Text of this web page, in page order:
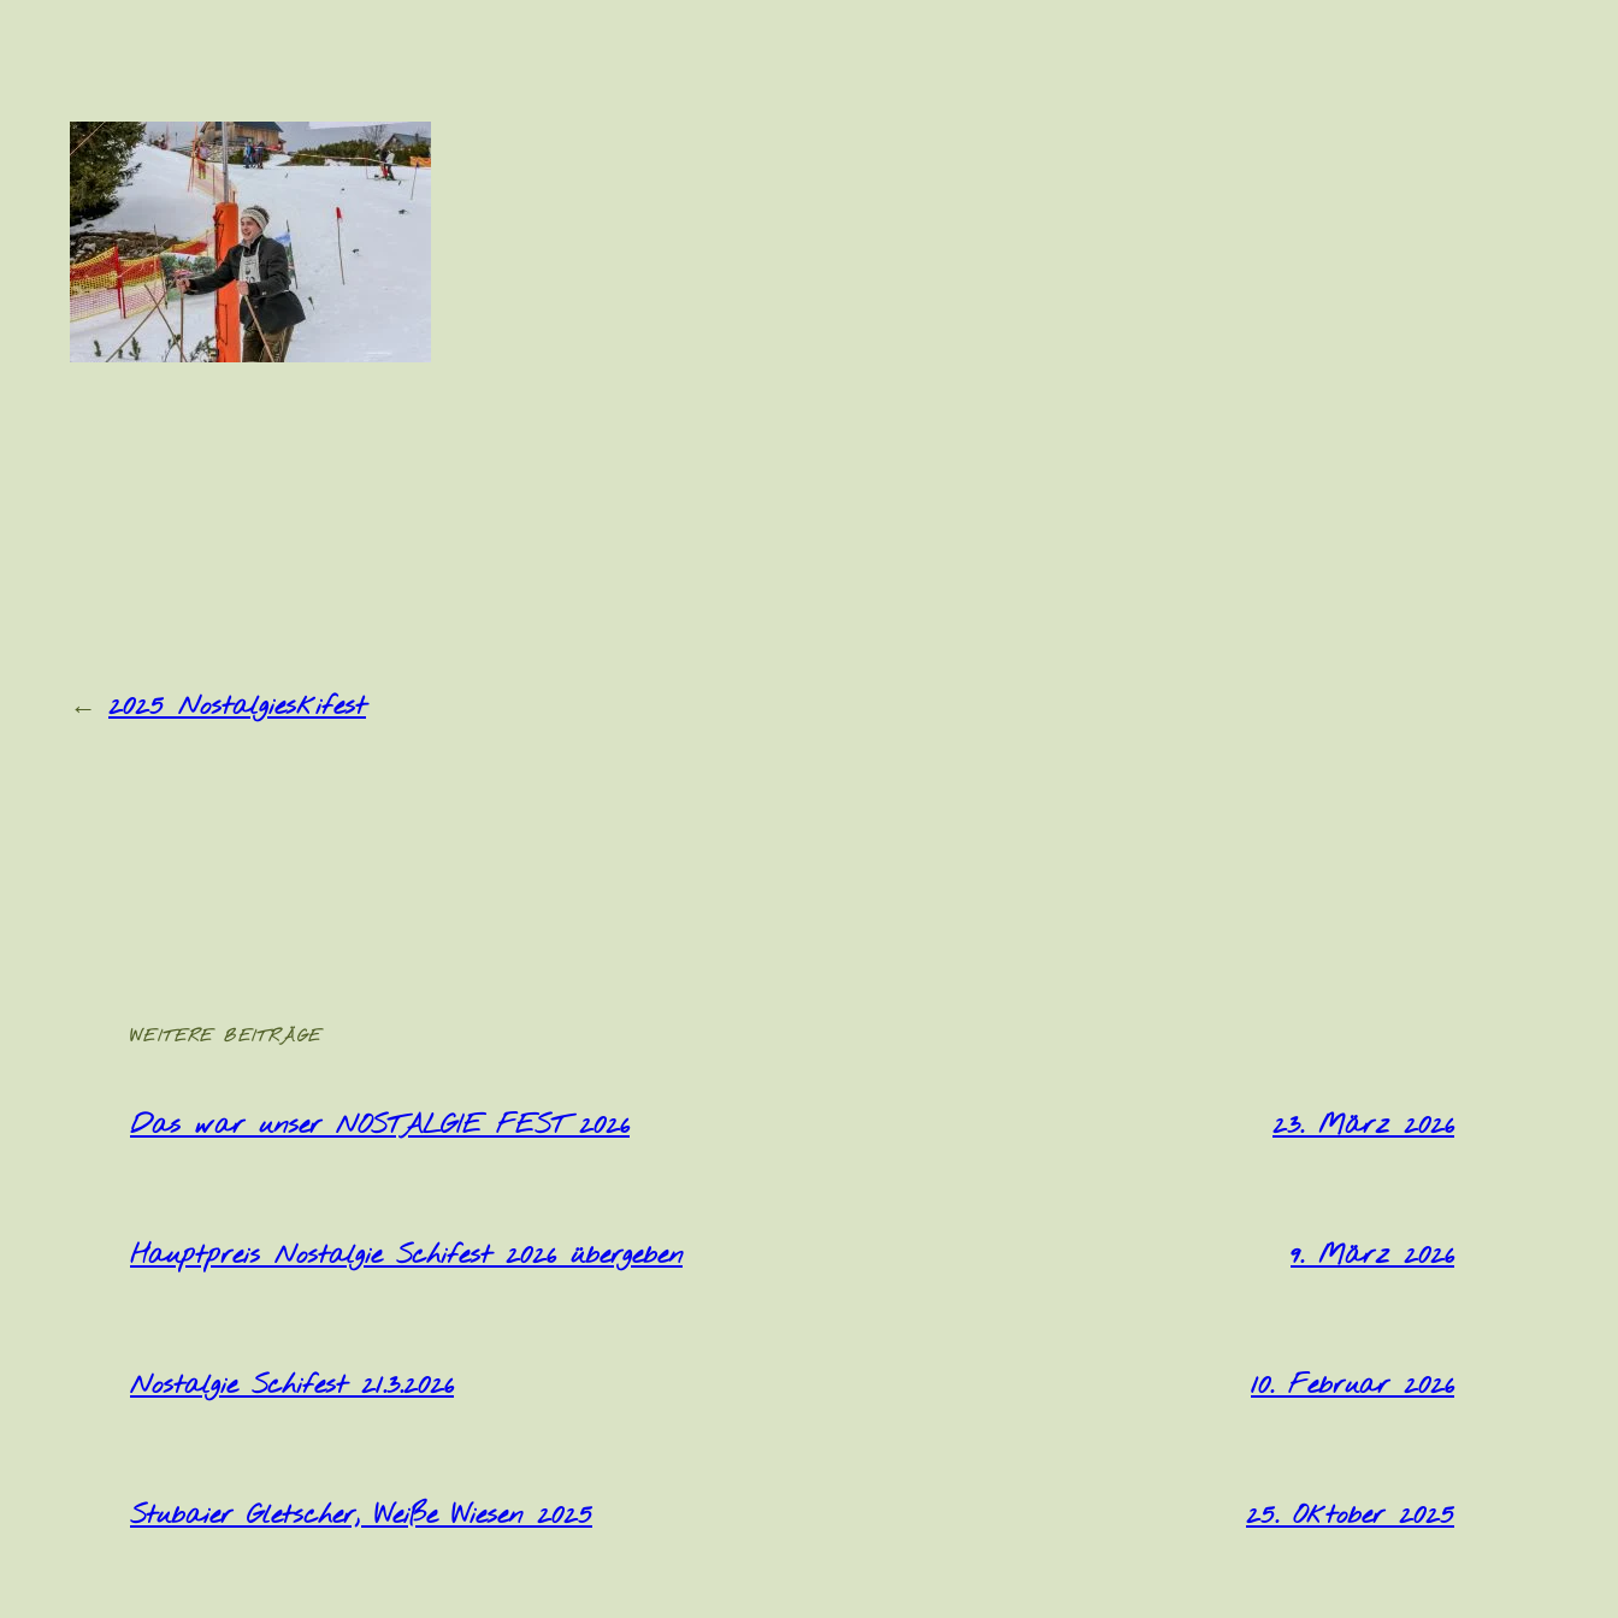
← 2025 Nostalgieskifest
WEITERE BEITRÄGE
Das war unser NOSTALGIE FEST 2026 23. März 2026
Hauptpreis Nostalgie Schifest 2026 übergeben 9. März 2026
Nostalgie Schifest 21.3.2026 10. Februar 2026
Stubaier Gletscher, Weiße Wiesen 2025 25. Oktober 2025